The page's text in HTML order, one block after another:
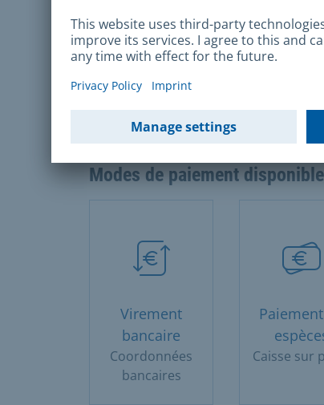
Frais
Le début de l'exploitation après
compter 40 à 60 euros
forme juridique).
Modes de paiement
Virement
bancaire
Coordonnées
bancaires
Caisse sur